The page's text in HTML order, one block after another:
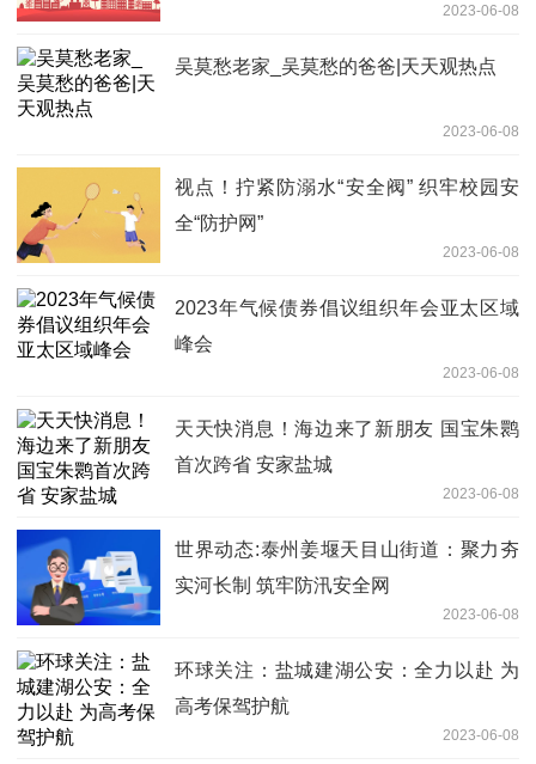
2023-06-08
吴莫愁老家_吴莫愁的爸爸|天天观热点
2023-06-08
视点！拧紧防溺水“安全阀” 织牢校园安
全“防护网”
2023-06-08
2023年气候债券倡议组织年会亚太区域
峰会
2023-06-08
天天快消息！海边来了新朋友 国宝朱鹮
首次跨省 安家盐城
2023-06-08
世界动态:泰州姜堰天目山街道：聚力夯
实河长制 筑牢防汛安全网
2023-06-08
环球关注：盐城建湖公安：全力以赴 为
高考保驾护航
2023-06-08